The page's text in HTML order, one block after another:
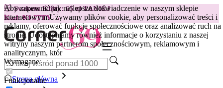
Aby zapewnić jak najlepsze doświadczenie w naszym sklepie
internetowym.Używamy plików cookie, aby personalizować treści i
reklamy, oferować funkcje społecznościowe oraz analizować ruch na
stronie. Udostępniamy również informacje o korzystaniu z naszej
witryny naszym partnerom społecznościowym, reklamowym i
analitycznym, któr
Wymagane
Funkcjonalne
😽Svakom Klitty: 65 zł TANIEJ
Kod: KLITTY →
Strona główna